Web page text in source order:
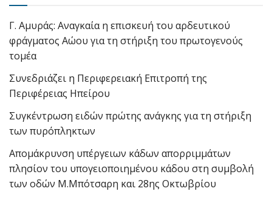
Γ. Αμυράς: Αναγκαία η επισκευή του αρδευτικού
φράγματος Αώου για τη στήριξη του πρωτογενούς
τομέα
Συνεδριάζει η Περιφερειακή Επιτροπή της
Περιφέρειας Ηπείρου
Συγκέντρωση ειδών πρώτης ανάγκης για τη στήριξη
των πυρόπληκτων
Απομάκρυνση υπέργειων κάδων απορριμμάτων
πλησίον του υπογειοποιημένου κάδου στη συμβολή
των οδών Μ.Μπότσαρη και 28ης Οκτωβρίου